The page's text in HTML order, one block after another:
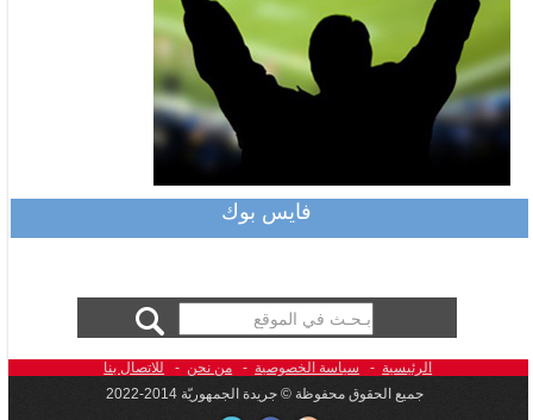
فايس بوك
الرئيسية- سياسة الخصوصية- من نحن-
للاتصال بنا
جميع الحقوق محفوظة © جريدة الجمهوريّة 2014-2022